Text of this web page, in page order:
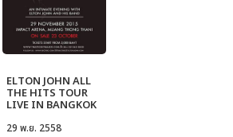
ELTON JOHN ALL
THE HITS TOUR
LIVE IN BANGKOK
29 พ.ย. 2558